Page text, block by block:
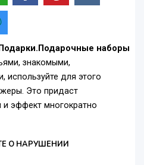
Подарки.Подарочные наборы
знакомыми,
используйте для этого
Это придаст
эффект многократно
О НАРУШЕНИИ